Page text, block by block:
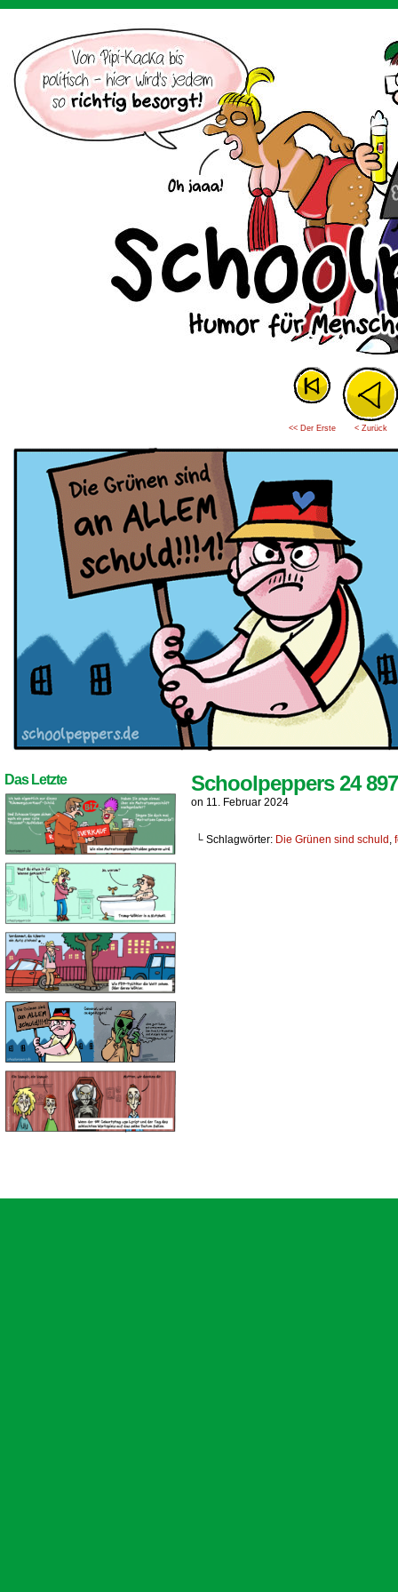
<< Der Erste < Zurück
Das Letzte Schoolpeppers 24 897
on 11. Februar 2024
└ Schlagwörter: Die Grünen sind schuld ,